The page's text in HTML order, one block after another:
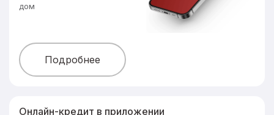
дом
Подробнее
Онлайн-кредит в приложении